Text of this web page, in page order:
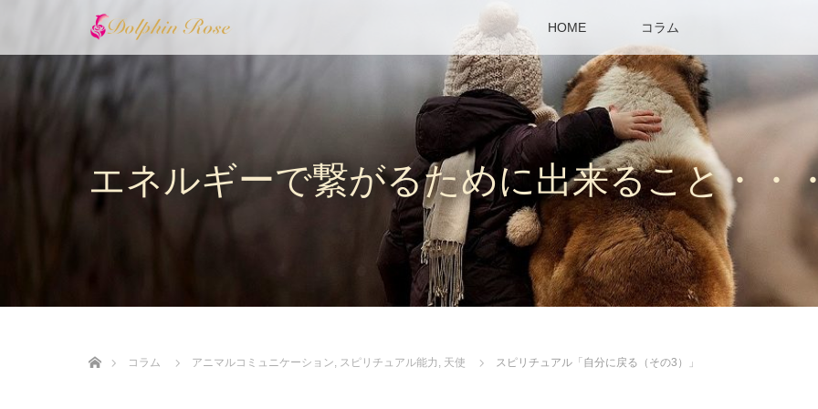
HOME コラム
エネルギーで繋がるために出来ること・・
コラム
アニマルコミュニケーション, スピリチュアル能力 , 天使 スピリチュアル「自分に戻る（その3）」